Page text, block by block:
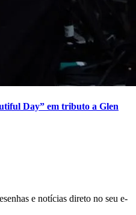
Day” em tributo a Glen
e notícias direto no seu e-